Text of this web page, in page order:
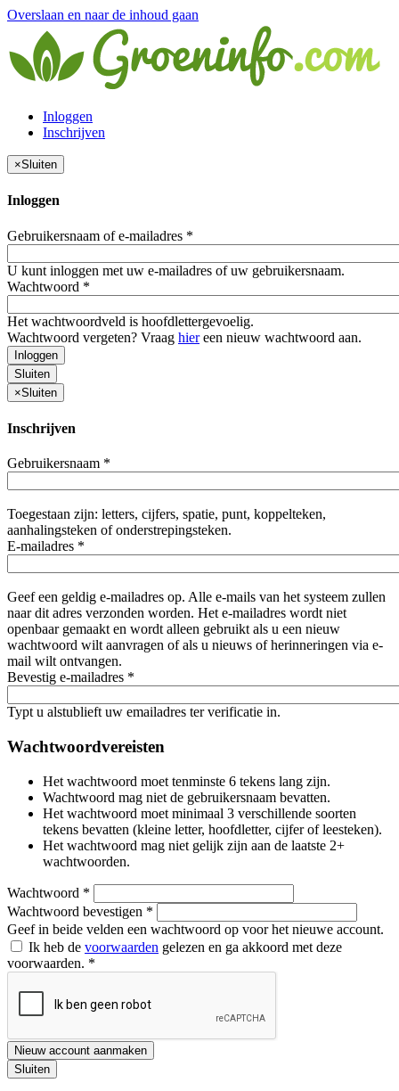
Overslaan en naar de inhoud gaan
Inloggen
Inschrijven
×Sluiten
Inloggen
Gebruikersnaam of e-mailadres *
U kunt inloggen met uw e-mailadres of uw gebruikersnaam.
Wachtwoord *
Het wachtwoordveld is hoofdlettergevoelig.
Wachtwoord vergeten? Vraag hiereen nieuw wachtwoord aan.
Inloggen
Sluiten
×Sluiten
Inschrijven
Gebruikersnaam *
Toegestaan zijn: letters, cijfers, spatie, punt, koppelteken,
aanhalingsteken of onderstrepingsteken.
E-mailadres *
Geef een geldig e-mailadres op. Alle e-mails van het systeem zullen
naar dit adres verzonden worden. Het e-mailadres wordt niet
openbaar gemaakt en wordt alleen gebruikt als u een nieuw
wachtwoord wilt aanvragen of als u nieuws of herinneringen via e-
mail wilt ontvangen.
Bevestig e-mailadres *
Typt u alstublieft uw emailadres ter verificatie in.
Wachtwoordvereisten
Het wachtwoord moet tenminste 6 tekens lang zijn.
Wachtwoord mag niet de gebruikersnaam bevatten.
Het wachtwoord moet minimaal 3 verschillende soorten
tekens bevatten (kleine letter, hoofdletter, cijfer of leesteken).
Het wachtwoord mag niet gelijk zijn aan de laatste 2+
wachtwoorden.
Wachtwoord *
Wachtwoord bevestigen *
Geef in beide velden een wachtwoord op voor het nieuwe account.
Ik heb de voorwaarden gelezen en ga akkoord met deze
voorwaarden. *
Nieuw account aanmaken
Sluiten